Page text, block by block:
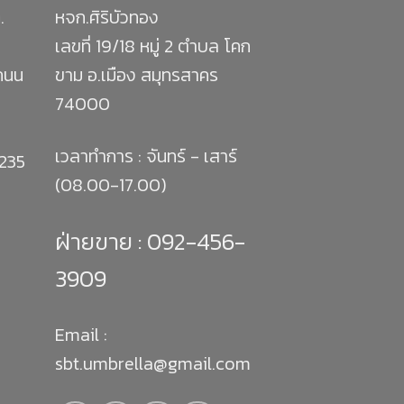
น
หจก.ศิริบัวทอง
เลขที่ 19/18 หมู่ 2 ตำบล โคก
ขาม อ.เมือง สมุทรสาคร
74000
เวลาทำการ : จันทร์ - เสาร์
(08.00-17.00)
ฝ่ายขาย : 092-456-
3909
Email :
sbt.umbrella@gmail.com